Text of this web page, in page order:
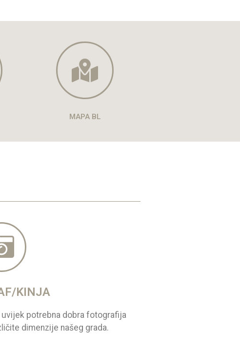
MAPA BL
KINJA
potrebna dobra fotografija
dimenzije našeg grada.